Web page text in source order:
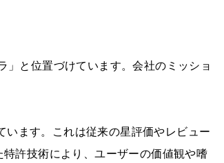
」と位置づけています。会社のミッショ
ます。これは従来の星評価やレビュー
許技術により、ユーザーの価値観や嗜